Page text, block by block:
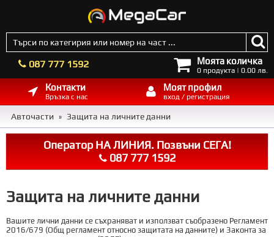
087 777 1592 Моята количка
0 продукта | 0.00 лв.
Моят профил
вход / регистрация
Контакти
Връзка с нас
Авточасти » Защита на личните данни
Оператор НА ЛИНИЯ. Позвъни СЕГА!
087 777 1592
Защита на личните данни
Вашите лични данни се съхраняват и използват съобразено Регламент
2016/679 (Общ регламент относно защитата на данните) и Законта за